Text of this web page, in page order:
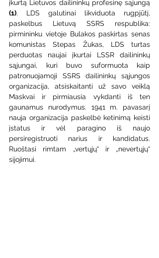
(1). LDS galutinai likviduota rugpjūtį,
paskelbus Lietuvą SSRS respublika:
pirmininku vietoje Bulakos paskirtas senas
komunistas Stepas Žukas, LDS turtas
perduotas naujai įkurtai LSSR dailininkų
sąjungai, kuri buvo suformuota kaip
patronuojamoji SSRS dailininkų sąjungos
organizacija, atsiskaitanti už savo veiklą
Maskvai ir pirmiausia vykdanti iš ten
gaunamus nurodymus. 1941 m. pavasarį
nauja organizacija paskelbė ketinimą keisti
įstatus ir vėl paragino iš naujo
persiregistruoti narius ir kandidatus.
Ruoštasi rimtam „vertųjų“ ir „nevertųjų“
sijojimui.